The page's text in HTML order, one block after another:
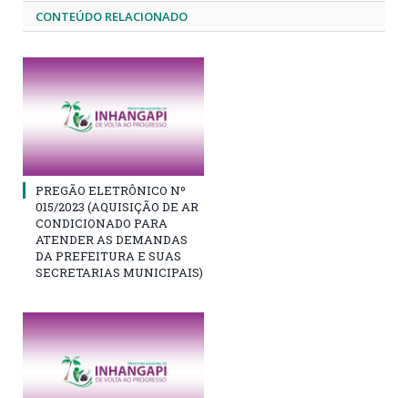
CONTEÚDO RELACIONADO
PREGÃO ELETRÔNICO Nº
015/2023 (AQUISIÇÃO DE AR
CONDICIONADO PARA
ATENDER AS DEMANDAS
DA PREFEITURA E SUAS
SECRETARIAS MUNICIPAIS)